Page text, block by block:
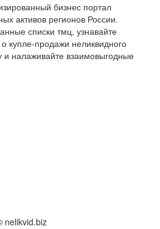
бизнес портал
активов регионов России.
списки тмц, узнавайте
купле-продажи неликвидного
и налаживайте взаимовыгодные
nelikvid.biz